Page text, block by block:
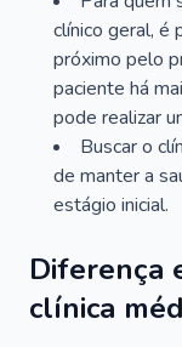
clínico geral, é
próximo pelo
paciente há
pode realizar
Buscar o
de manter a
estágio inicial.
Diferença
clínica